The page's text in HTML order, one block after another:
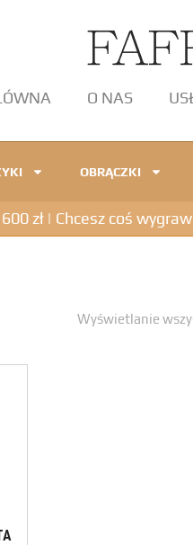
O NAS
OBRĄCZKI
zł | Chcesz coś
Wyświetlanie